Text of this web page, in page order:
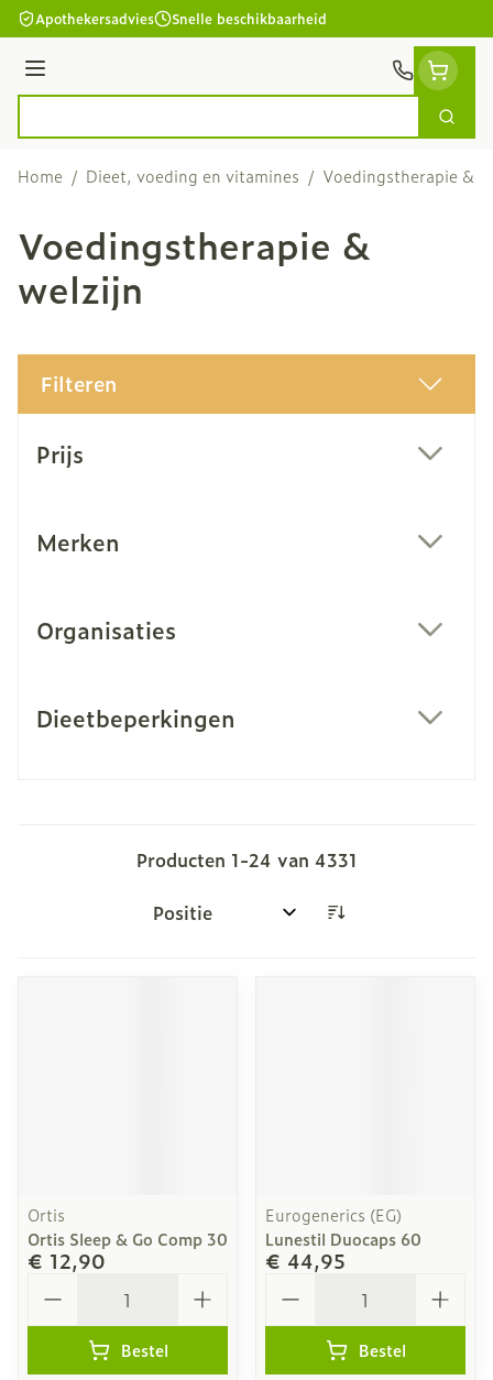
Ga naar de inhoud
Apothekersadvies Snelle beschikbaarheid
Menu
Zoek
Home / Dieet, voeding en vitamines / Voedingstherapie &
Voedingstherapie &
welzijn
Filteren
Prijs
Merken
Organisaties
Dieetbeperkingen
Producten 1-24 van 4331
Sorteer op:
Ortis
Ortis Sleep & Go Comp 30
€ 12,90
Bestel
Eurogenerics (EG)
Lunestil Duocaps 60
€ 44,95
Bestel